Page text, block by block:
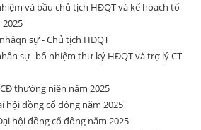
và bầu chủ tịch HĐQT và kế hoạch tổ
sự - Chủ tịch HĐQT
sự- bổ nhiệm thư ký HĐQT và trợ lý CT
thường niên năm 2025
hội đồng cổ đông năm 2025
hội đồng cổ đông năm 2025